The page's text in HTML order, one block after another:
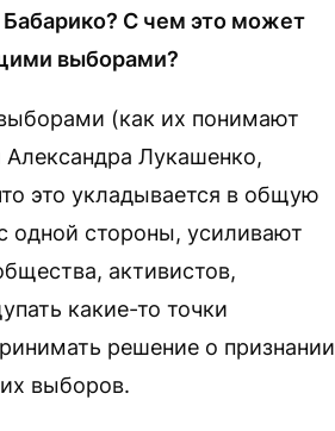
С чем это может
выборами?
(как их понимают
Лукашенко,
это укладывается в общую
одной стороны, усиливают
активистов,
какие-то точки
решение о признании
выборов.